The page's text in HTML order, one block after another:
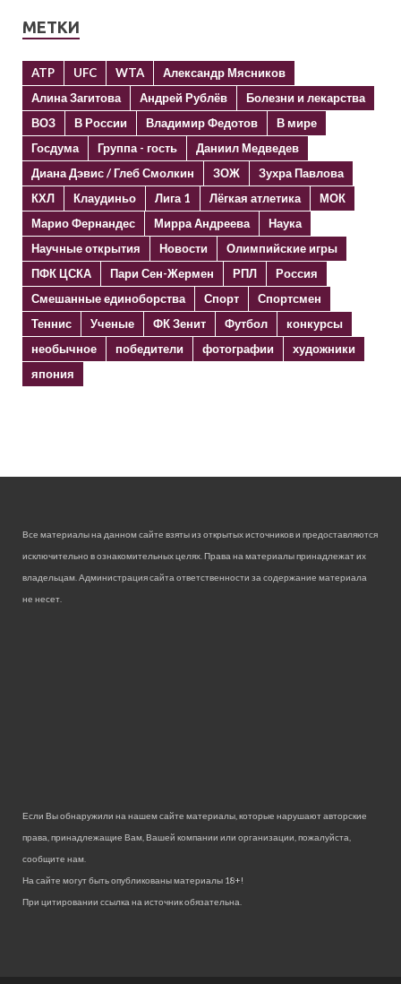
МЕТКИ
ATP UFC WTA
Александр Мясников
Алина Загитова
Андрей Рублёв
Болезни и лекарства
ВОЗ
В России Владимир Федотов
В мире
Госдума
Группа - гость
Даниил Медведев
Диана Дэвис / Глеб Смолкин
ЗОЖ
Зухра Павлова
КХЛ
Клаудиньо Лига 1 Лёгкая атлетика
МОК
Марио Фернандес
Мирра Андреева
Наука
Научные открытия
Новости
Олимпийские игры
ПФК ЦСКА
Пари Сен-Жермен РПЛ
Россия
Смешанные единоборства
Спорт
Спортсмен
Теннис
Ученые ФК Зенит Футбол
конкурсы
необычное
победители фотографии
художники
япония
Все материалы на данном сайте взяты из открытых источников и предоставляются
исключительно в ознакомительных целях. Права на материалы принадлежат их
владельцам. Администрация сайта ответственности за содержание материала
не несет.
Если Вы обнаружили на нашем сайте материалы, которые нарушают авторские
права, принадлежащие Вам, Вашей компании или организации, пожалуйста,
сообщите нам.
На сайте могут быть опубликованы материалы 18+!
При цитировании ссылка на источник обязательна.